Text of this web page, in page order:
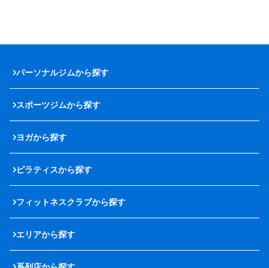
パーソナルジムから探す
スポーツジムから探す
ヨガから探す
ピラティスから探す
フィットネスクラブから探す
エリアから探す